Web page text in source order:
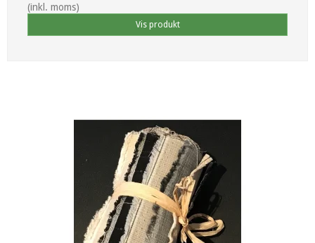
(inkl. moms)
Vis produkt